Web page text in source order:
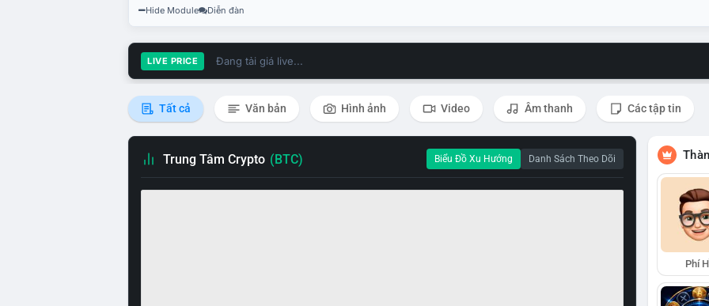
Hide Module Diễn đàn
LIVE PRICE Đang tải giá live...
Tất cả Văn bản Hình ảnh Video Âm thanh Các tập tin
Trung Tâm Crypto (BTC) Biểu Đồ Xu Hướng Danh Sách Theo Dõi
Phí